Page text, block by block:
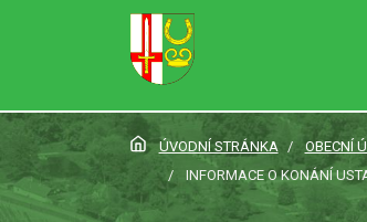
ÚVODNÍ STRÁNKA OBECNÍ
INFORMACE O KONÁNÍ